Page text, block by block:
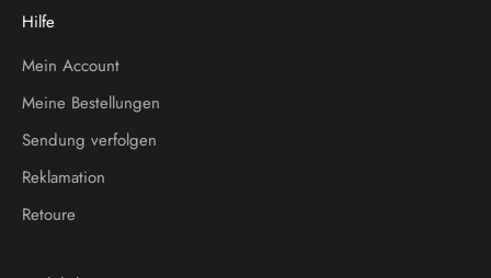
Hilfe
Mein Account
Meine Bestellungen
Sendung verfolgen
Reklamation
Retoure